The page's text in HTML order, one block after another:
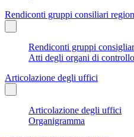
Rendiconti gruppi consiliari
Rendiconti gruppi
Atti degli organi di controllo
Articolazione degli uffici
Articolazione degli uffici
Organigramma